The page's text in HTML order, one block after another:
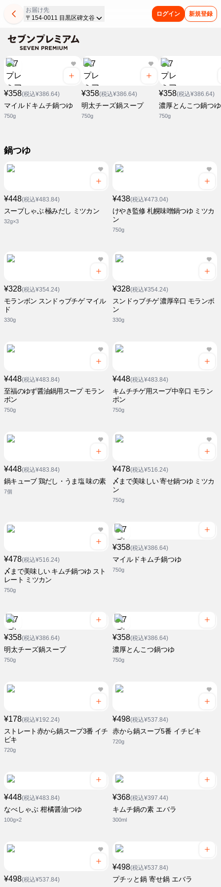
お届け先
〒154-0011 目黒区碑文谷
ログイン 新規登録
¥358(税込¥386.64)
マイルドキムチ鍋つゆ
750g
¥358(税込¥386.64)
明太チーズ鍋スープ
750g
¥358(税込¥386.64)
濃厚とんこつ鍋つゆ
750g
鍋つゆ
¥448(税込¥483.84)
スープしゃぶ 極みだし ミツカン
32g×3
¥438(税込¥473.04)
けやき監修 札幌味噌鍋つゆ ミツカ
ン
750g
¥328(税込¥354.24)
モランボン スンドゥブチゲ マイル
ド
330g
¥328(税込¥354.24)
スンドゥブチゲ 濃厚辛口 モランボ
ン
330g
¥448(税込¥483.84)
至福のゆず醤油鍋用スープ モラン
ボン
750g
¥448(税込¥483.84)
キムチチゲ用スープ中辛口 モラン
ボン
750g
¥448(税込¥483.84)
鍋キューブ 鶏だし・うま塩 味の素
7個
¥478(税込¥516.24)
〆まで美味しい 寄せ鍋つゆ ミツカ
ン
750g
¥478(税込¥516.24)
〆まで美味しい キムチ鍋つゆ スト
レート ミツカン
750g
¥358(税込¥386.64)
マイルドキムチ鍋つゆ
750g
¥358(税込¥386.64)
明太チーズ鍋スープ
750g
¥358(税込¥386.64)
濃厚とんこつ鍋つゆ
750g
¥178(税込¥192.24)
ストレート赤から鍋スープ3番 イチ
ビキ
720g
¥498(税込¥537.84)
赤から鍋スープ5番 イチビキ
720g
¥448(税込¥483.84)
なべしゃぶ 柑橘醤油つゆ
100g×2
¥368(税込¥397.44)
キムチ鍋の素 エバラ
300ml
¥498(税込¥537.84)
¥498(税込¥537.84)
プチッと鍋 寄せ鍋 エバラ